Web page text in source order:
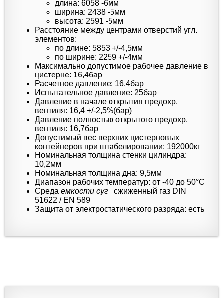
длина: 6058 -6мм
ширина: 2438 -5мм
высота: 2591 -5мм
Расстояние между центрами отверстий угл.
элементов:
по длине: 5853 +/-4,5мм
по ширине: 2259 +/-4мм
Максимально допустимое рабочее давление в
цистерне: 16,4бар
Расчетное давление: 16,4бар
Испытательное давление: 25бар
Давление в начале открытия предохр.
вентиля: 16,4 +/-2,5%(бар)
Давление полностью открытого предохр.
вентиля: 16,7бар
Допустимый вес верхних цистерновых
контейнеров при штабелировании: 192000кг
Номинальная толщина стенки цилиндра:
10,2мм
Номинальная толщина дна: 9,5мм
Диапазон рабочих температур: от -40 до 50°C
Среда емкости суг : сжиженный газ DIN
51622 / EN 589
Защита от электростатического разряда: есть